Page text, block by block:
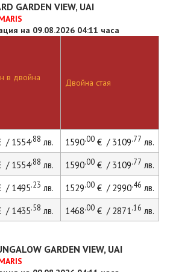
GARDEN VIEW, UAI
на 09.08.2026 04:11 часа
в двойна
Двойна стая
/ 1554.88 лв. 1590.00€ / 3109.77 лв.
/ 1554.88 лв. 1590.00€ / 3109.77 лв.
/ 1495.23 лв. 1529.00€ / 2990.46 лв.
/ 1435.58 лв. 1468.00€ / 2871.16 лв.
GARDEN VIEW, UAI